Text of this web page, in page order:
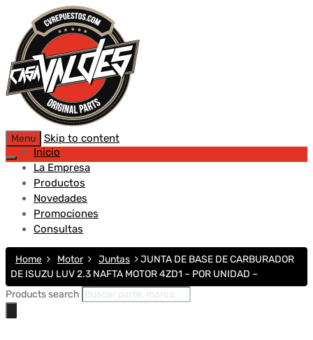
Menu
Skip to content
Inicio
La Empresa
Productos
Novedades
Promociones
Consultas
Home Motor Juntas
JUNTA DE BASE DE CARBURADOR
DE ISUZU LUV 2.3 NAFTA MOTOR 4ZD1 – POR UNIDAD –
Products search